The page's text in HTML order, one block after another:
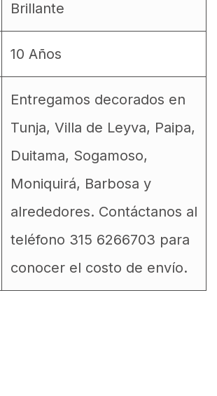
Brillante
10 Años
Entregamos decorados en
Tunja, Villa de Leyva, Paipa,
Duitama, Sogamoso,
Moniquirá, Barbosa y
alrededores. Contáctanos al
teléfono 315 6266703 para
conocer el costo de envío.